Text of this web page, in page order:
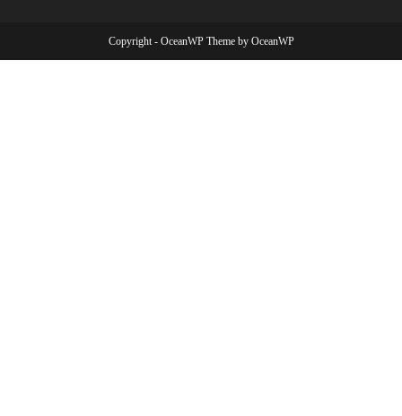
Copyright - OceanWP Theme by OceanWP